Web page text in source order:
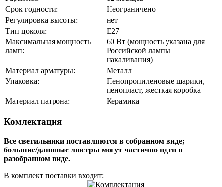
Срок годности:
Неограничено
Регулировка высоты:
нет
Тип цоколя:
Е27
Максимальная мощность
ламп:
60 Вт (мощность указана для
Российской лампы
накаливания)
Материал арматуры:
Металл
Упаковка:
Пенопропиленовые шарики,
пенопласт, жесткая коробка
Материал патрона:
Керамика
Комлектация
Все светильники поставляются в собранном виде;
большие/длинные люстры могут частично идти в
разобранном виде.
В комплект поставки входит: